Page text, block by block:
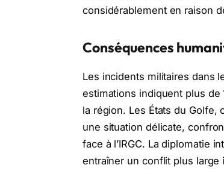
considérablement en raison
Conséquences
Les incidents militaires dans
estimations indiquent plus
la région. Les États du Golfe,
une situation délicate,
face à l’IRGC. La diplomatie
entraîner un conflit plus